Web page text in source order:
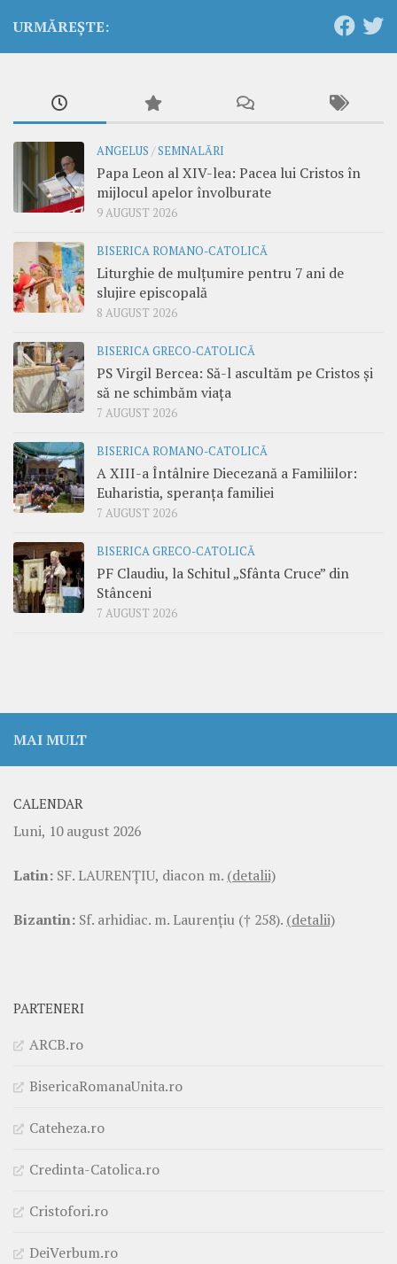
URMĂREȘTE:
ANGELUS /SEMNALĂRI
Papa Leon al XIV-lea: Pacea lui Cristos în
mijlocul apelor învolburate
9 AUGUST 2026
BISERICA ROMANO-CATOLICĂ
Liturghie de mulțumire pentru 7 ani de
slujire episcopală
8 AUGUST 2026
BISERICA GRECO-CATOLICĂ
PS Virgil Bercea: Să-l ascultăm pe Cristos și
să ne schimbăm viața
7 AUGUST 2026
BISERICA ROMANO-CATOLICĂ
A XIII-a Întâlnire Diecezană a Familiilor:
Euharistia, speranța familiei
7 AUGUST 2026
BISERICA GRECO-CATOLICĂ
PF Claudiu, la Schitul „Sfânta Cruce” din
Stânceni
7 AUGUST 2026
MAI MULT
CALENDAR
Luni, 10 august 2026
Latin: SF. LAURENŢIU, diacon m. (detalii)
Bizantin: Sf. arhidiac. m. Laurenţiu († 258). (detalii)
PARTENERI
ARCB.ro
BisericaRomanaUnita.ro
Cateheza.ro
Credinta-Catolica.ro
Cristofori.ro
DeiVerbum.ro